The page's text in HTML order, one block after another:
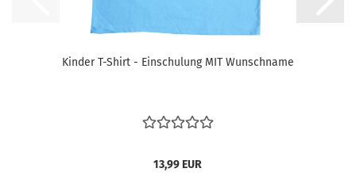
Kinder T-Shirt - Einschulung MIT Wunschname
13,99 EUR